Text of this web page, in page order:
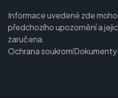
Informace uvedené zde
předchozího upozornění a
zaručena.
Ochrana soukromí